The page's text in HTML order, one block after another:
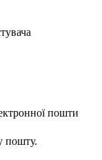
пошти
пошту.